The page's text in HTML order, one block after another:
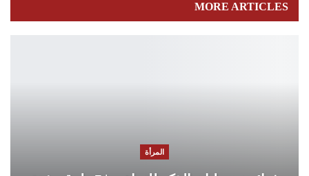
MORE ARTICLES
المرأة